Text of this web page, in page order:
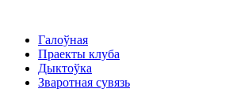
Галоўная
Праекты клуба
Дыктоўка
Зваротная сувязь